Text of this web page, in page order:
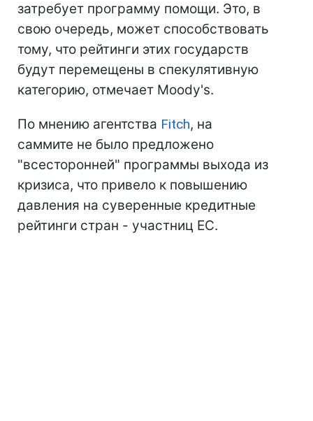
затребует программу помощи. Это, в
свою очередь, может способствовать
тому, что рейтинги этих государств
будут перемещены в спекулятивную
категорию, отмечает Moody's.
По мнению агентства Fitch, на
саммите не было предложено
"всесторонней" программы выхода из
кризиса, что привело к повышению
давления на суверенные кредитные
рейтинги стран - участниц ЕС.